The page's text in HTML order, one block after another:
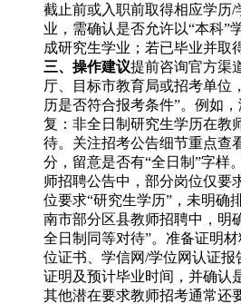
截止前或入职前取得相应学历
业，需确认是否允许以“本科”
成研究生学业；若已毕业并取
三、操作建议提前咨询官方渠
厅、目标市教育局或招考单位
历是否符合报考条件”。例如
复：非全日制研究生学历在教
待。关注招考公告细节重点查
分，留意是否有“全日制”字样
师招聘公告中，部分岗位仅要
位要求“研究生学历”，未明确
南市部分区县教师招聘中，明
全日制同等对待”。准备证明
位证书、学信网/学位网认证
证明及预计毕业时间，并确认
其他潜在要求教师招考通常还